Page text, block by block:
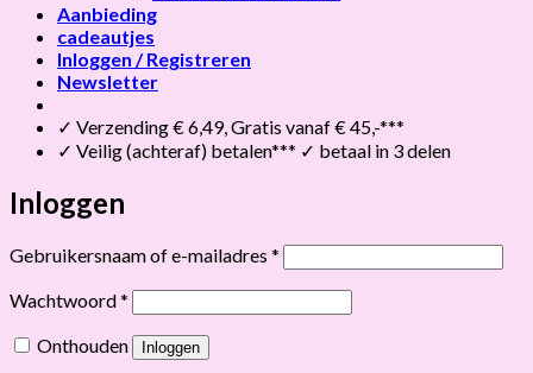
Aanbieding
cadeautjes
Inloggen / Registreren
Newsletter
✓ Verzending € 6,49, Gratis vanaf € 45,-***
✓ Veilig (achteraf) betalen*** ✓ betaal in 3 delen
Inloggen
Gebruikersnaam of e-mailadres *
Wachtwoord*
Onthouden Inloggen